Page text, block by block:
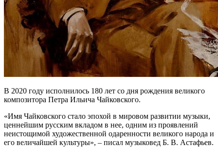
В 2020 году исполнилось 180 лет со дня рождения великого
композитора Петра Ильича Чайковского.
«Имя Чайковского стало эпохой в мировом развитии музыки,
ценнейшим русским вкладом в нее, одним из проявлений
неистощимой художественной одаренности великого народа и
его величайшей культуры», – писал музыковед Б. В. Астафьев.